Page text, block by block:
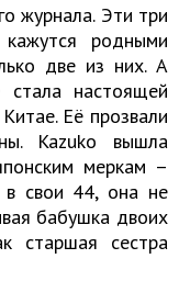
журнала. Эти три
родными
две из них. А
настоящей
Её прозвали
Kazuko вышла
меркам –
в свои 44, она не
бабушка двоих
старшая сестра